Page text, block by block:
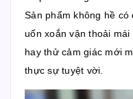
Sản phẩm không hề
uốn xoắn vận thoải
hay thử cảm giác mới
thực sự tuyệt vời.